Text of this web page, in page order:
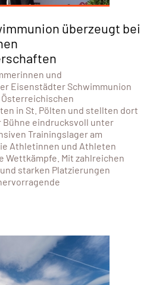
fanden in St. Pölten die
Eisenstadt war mit Elena
Beide zeigten zum
und kehrten mit zwei
Eisenstadt zurück. Elena
in
überzeugt bei